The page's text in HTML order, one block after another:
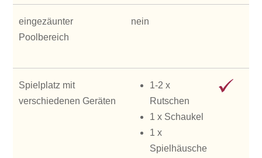
eingezäunter
Poolbereich
nein
Spielplatz mit
verschiedenen Geräten
1-2 x
Rutschen
1 x Schaukel
1 x
Spielhäusche